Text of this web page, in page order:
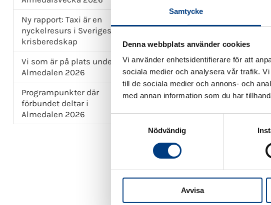
Samtycke
Denna webbplats använder cookies
Vi använder enhetsidentifierare för att
sociala medier och analysera vår trafik.
till de sociala medier och annons- och
med annan information som du har
Nödvändig
Avvisa
Ny rapport: Taxi är en
nyckelresurs i Sveriges
krisberedskap
Vi som är på plats under
Almedalen 2026
Programpunkter där
förbundet deltar i
Almedalen 2026
– Samåkning är bra
transporter, men vi
leder till att Polisens
– Digitala plattformar
utredningen inte
Sammanfattning på
Förbundet
Förbundet
Förbundet har under
invänt mot vissa